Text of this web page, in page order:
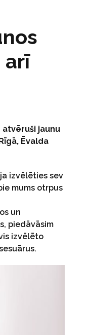
arī
jaunu
Ēvalda
izvēlēties sev
mums otrpus
un
piedāvāsim
izvēlēto